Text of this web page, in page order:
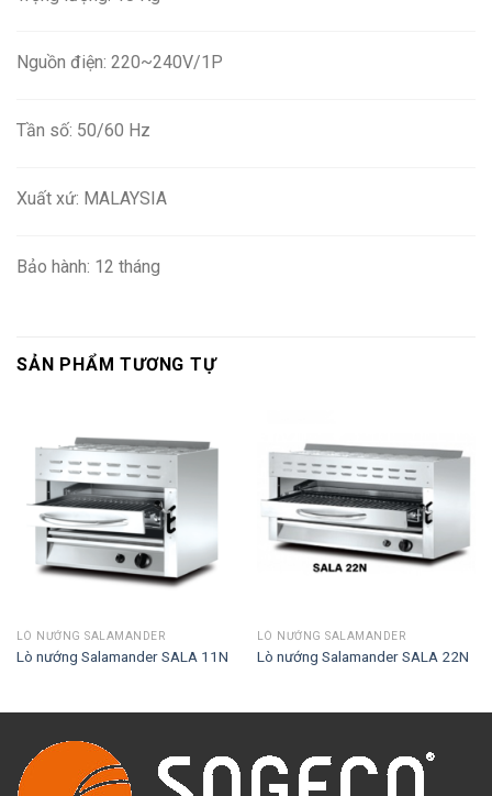
Nguồn điện: 220~240V/1P
Tần số: 50/60 Hz
Xuất xứ: MALAYSIA
Bảo hành: 12 tháng
SẢN PHẨM TƯƠNG TỰ
LÒ NƯỚNG SALAMANDER
Lò nướng Salamander SALA 11N
LÒ NƯỚNG SALAMANDER
Lò nướng Salamander SALA 22N